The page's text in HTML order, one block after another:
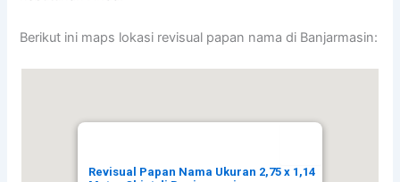
Berikut ini maps lokasi revisual papan nama di Banjarmasin:
Revisual Papan Nama Ukuran 2,75 x 1,14